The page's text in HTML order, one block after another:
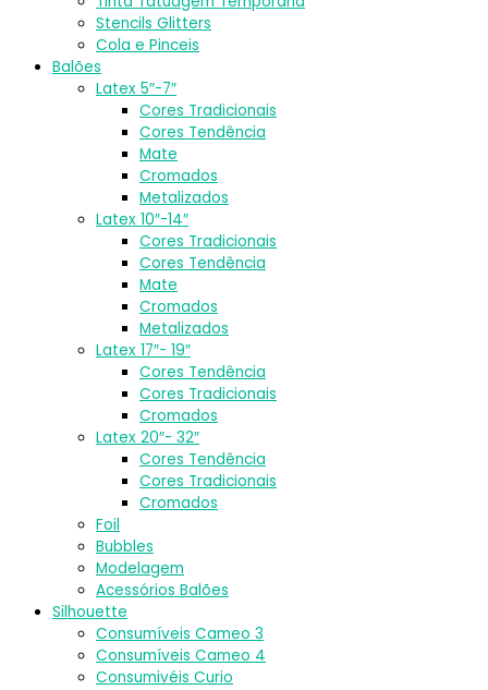
Stencils Glitters
Cola e Pinceis
Balões
Latex 5″-7″
Cores Tradicionais
Cores Tendência
Mate
Cromados
Metalizados
Latex 10″-14″
Cores Tradicionais
Cores Tendência
Mate
Cromados
Metalizados
Latex 17″- 19″
Cores Tendência
Cores Tradicionais
Cromados
Latex 20″- 32″
Cores Tendência
Cores Tradicionais
Cromados
Foil
Bubbles
Modelagem
Acessórios Balões
Silhouette
Consumíveis Cameo 3
Consumíveis Cameo 4
Consumivéis Curio